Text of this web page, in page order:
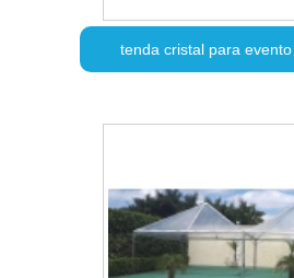
tenda cristal para